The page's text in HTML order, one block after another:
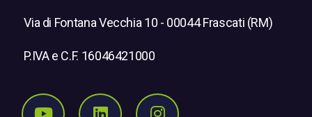
Via di Fontana Vecchia 10 - 00044 Frascati (RM)
P.IVA e C.F. 16046421000
Seguici su Youtube
Seguici su Linkedin
Seguici su